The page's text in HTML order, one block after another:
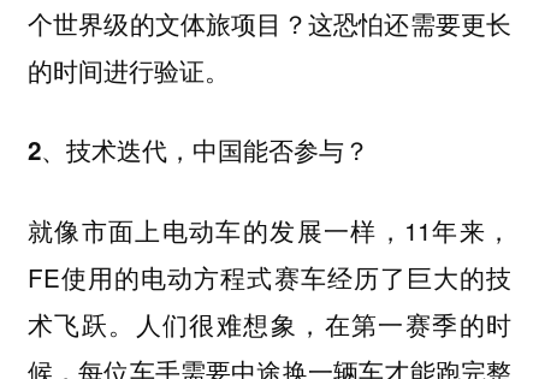
个世界级的文体旅项目？这恐怕还需要更长
的时间进行验证。
2、技术迭代，中国能否参与？
就像市面上电动车的发展一样，11年来，
FE使用的电动方程式赛车经历了巨大的技
术飞跃。人们很难想象，在第一赛季的时
候，每位车手需要中途换一辆车才能跑完整